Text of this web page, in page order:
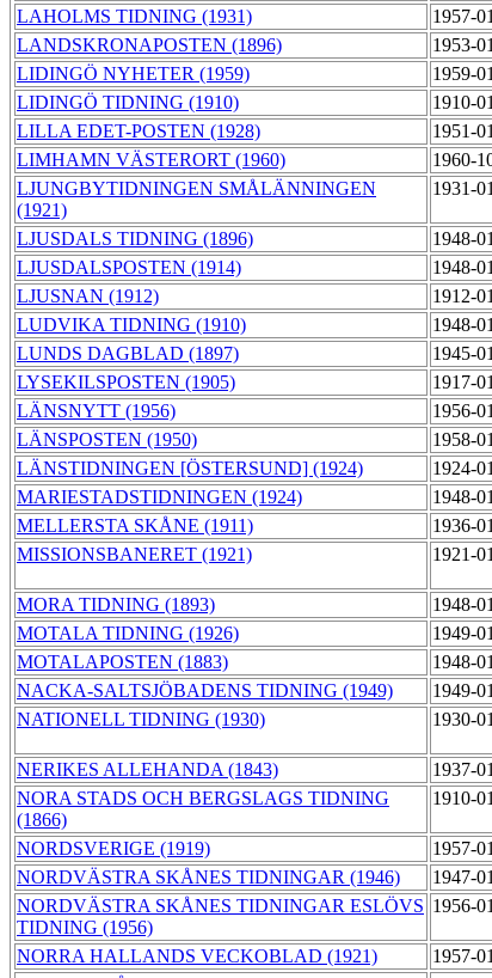
LAHOLMS TIDNING (1931) 1957-
LANDSKRONAPOSTEN (1896) 1953-
LIDINGÖ NYHETER (1959) 1959-
LIDINGÖ TIDNING (1910) 1910-
LILLA EDET-POSTEN (1928) 1951-
LIMHAMN VÄSTERORT (1960) 1960-
LJUNGBYTIDNINGEN SMÅLÄNNINGEN
(1921)
1931-
LJUSDALS TIDNING (1896) 1948-
LJUSDALSPOSTEN (1914) 1948-
LJUSNAN (1912) 1912-
LUDVIKA TIDNING (1910) 1948-
LUNDS DAGBLAD (1897) 1945-
LYSEKILSPOSTEN (1905) 1917-
LÄNSNYTT (1956) 1956-
LÄNSPOSTEN (1950) 1958-
LÄNSTIDNINGEN [ÖSTERSUND] (1924) 1924-
MARIESTADSTIDNINGEN (1924) 1948-
MELLERSTA SKÅNE (1911) 1936-
MISSIONSBANERET (1921) 1921-
MORA TIDNING (1893) 1948-
MOTALA TIDNING (1926) 1949-
MOTALAPOSTEN (1883) 1948-
NACKA-SALTSJÖBADENS TIDNING (1949) 1949-
NATIONELL TIDNING (1930) 1930-
NERIKES ALLEHANDA (1843) 1937-
NORA STADS OCH BERGSLAGS TIDNING
(1866)
1910-
NORDSVERIGE (1919) 1957-
NORDVÄSTRA SKÅNES TIDNINGAR (1946) 1947-
NORDVÄSTRA SKÅNES TIDNINGAR ESLÖVS
TIDNING (1956)
1956-
NORRA HALLANDS VECKOBLAD (1921) 1957-